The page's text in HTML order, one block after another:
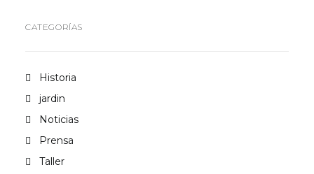
CATEGORÍAS
Historia
jardin
Noticias
Prensa
Taller